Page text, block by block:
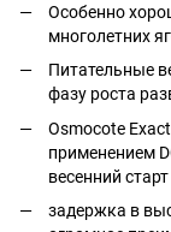
Особенно
многолетних
Питательные
фазу роста
Osmocote
применением
весенний
задержка в